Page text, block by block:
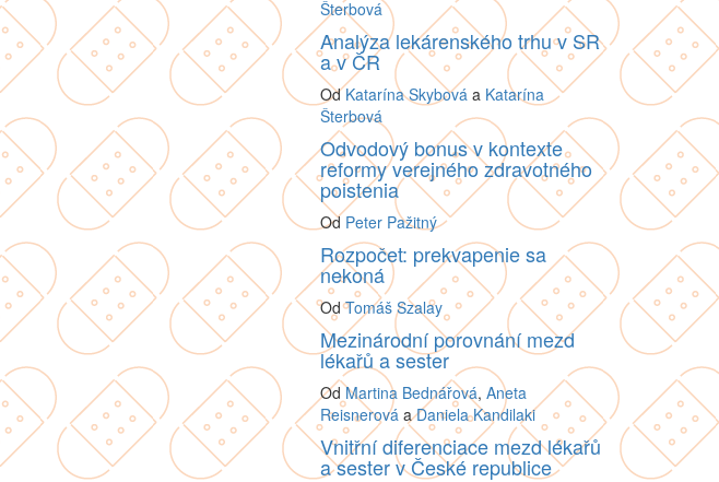
Šterbová
Analýza lekárenského trhu v SR
a v ČR
OdKatarína Skybová a Katarína
Šterbová
Odvodový bonus v kontexte
reformy verejného zdravotného
poistenia
Od Peter Pažitný
Rozpočet: prekvapenie sa
nekoná
OdTomáš Szalay
Mezinárodní porovnání mezd
lékařů a sester
OdMartina Bednářová,Aneta
Reisnerová aDaniela Kandilaki
Vnitřní diferenciace mezd lékařů
a sester v České republice